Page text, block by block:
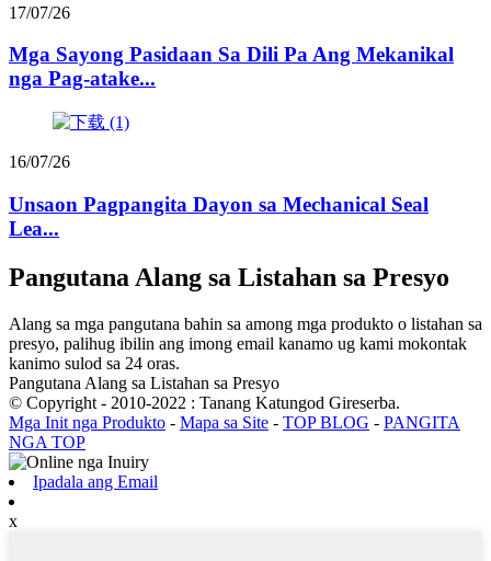
17/07/26
Mga Sayong Pasidaan Sa Dili Pa Ang Mekanikal
nga Pag-atake...
16/07/26
Unsaon Pagpangita Dayon sa Mechanical Seal
Lea...
Pangutana Alang sa Listahan sa Presyo
Alang sa mga pangutana bahin sa among mga produkto o listahan sa
presyo, palihug ibilin ang imong email kanamo ug kami mokontak
kanimo sulod sa 24 oras.
Pangutana Alang sa Listahan sa Presyo
© Copyright - 2010-2022 : Tanang Katungod Gireserba.
Mga Init nga Produkto - Mapa sa Site - TOP BLOG - PANGITA
NGA TOP
Ipadala ang Email
x